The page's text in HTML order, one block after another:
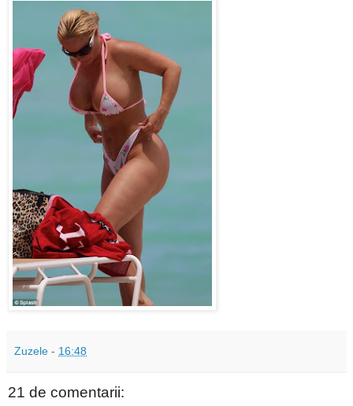
Zuzele - 16:48
21 de comentarii: